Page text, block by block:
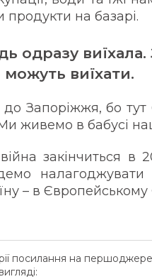
продукти на базарі.
одразу виїхала.
можуть виїхати.
Запоріжжя, бо тут
живемо в бабусі
закінчиться в
– в
посилання на